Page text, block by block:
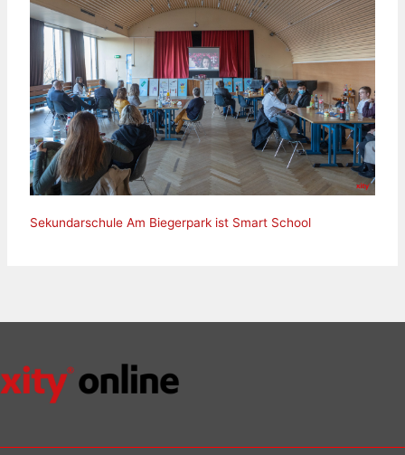
Sekundarschule Am Biegerpark ist Smart School